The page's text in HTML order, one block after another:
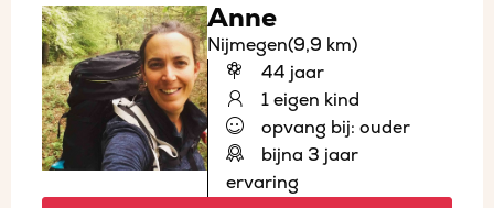
Anne
Nijmegen(9,9 km)
44 jaar
1 eigen kind
opvang bij: ouder
bijna 3 jaar
ervaring